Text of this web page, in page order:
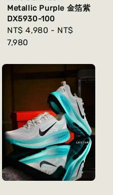
Metallic Purple 金箔紫
DX5930-100
Regular
price
NT$ 4,980 - NT$
7,980